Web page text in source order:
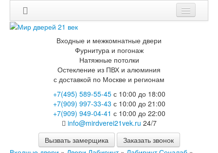
Мои заказы
Двери с терморазрывом для улицы
Противопожарные двери
Двери Бункер
Двери Лекс
Двери Термодор
Арктика
Входные и межкомнатные двери
Фурнитура и погонаж
Натяжные потолки
Остекление из ПВХ и алюминия
с доставкой по Москве и регионам
+7(495) 589-55-45с 10:00 до 18:00
+7(909) 997-33-43 с 10:00 до 21:00
+7(909) 949-04-41 с 10:00 до 22:00
info@mirdverei21vek.ru 24/7
Вызвать замерщика
Заказать звонок